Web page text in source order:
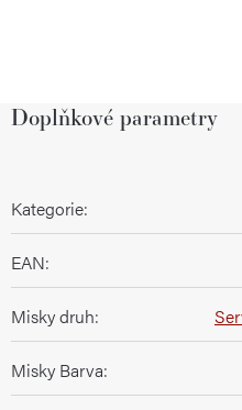
Doplňkové parametry
Kategorie:
EAN:
Misky druh:
Misky Barva: